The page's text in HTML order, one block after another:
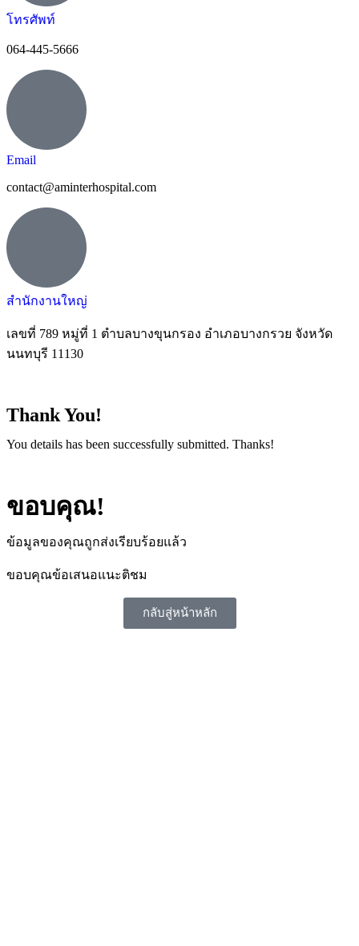
โทรศัพท์
064-445-5666
Email
contact@aminterhospital.com
สำนักงานใหญ่
เลขที่ 789 หมู่ที่ 1 ตำบลบางขุนกรอง อำเภอบางกรวย จังหวัด
นนทบุรี 11130
Thank You!
You details has been successfully submitted. Thanks!
ขอบคุณ!
ข้อมูลของคุณถูกส่งเรียบร้อยแล้ว
ขอบคุณข้อเสนอแนะติชม
กลับสู่หน้าหลัก